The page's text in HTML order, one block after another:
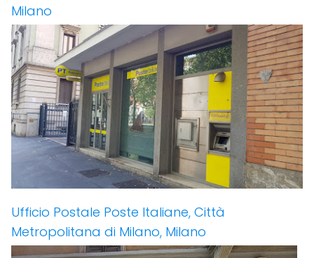
Milano
Ufficio Postale Poste Italiane, Città
Metropolitana di Milano, Milano